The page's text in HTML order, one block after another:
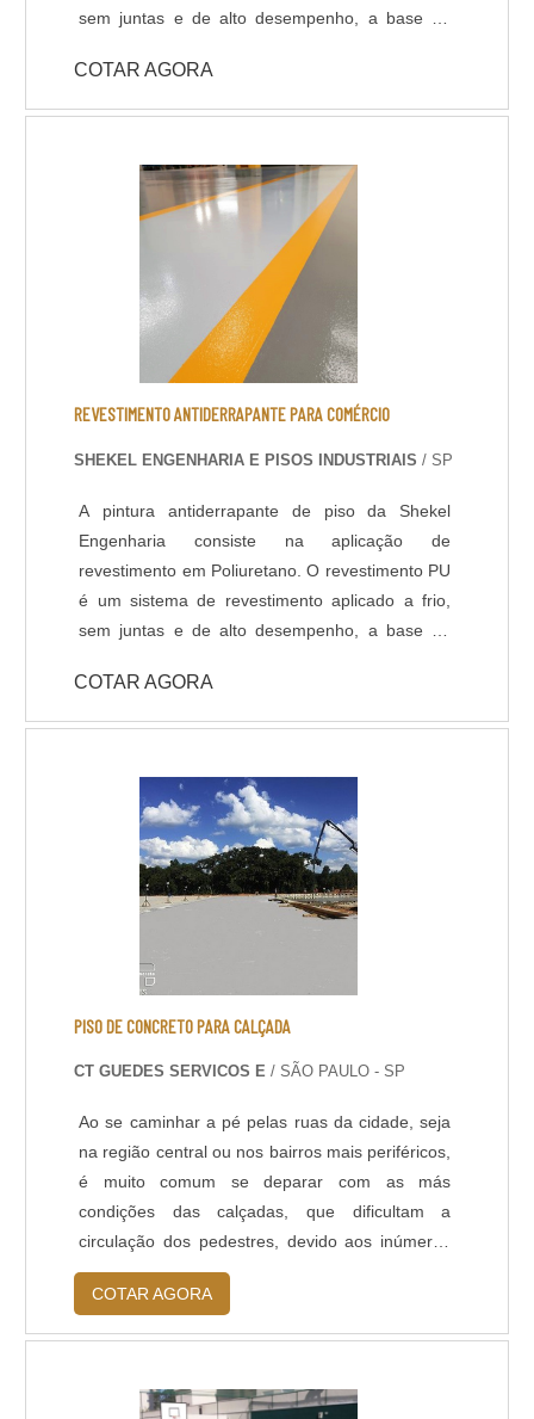
sem juntas e de alto desempenho, a base de
ambientes que necessitem de elevada
resistência química, térmica e mecânica, com
Com pouco tempo para execução da obra, a
liberação da área é feita 6 horas após a
aplicação do revestimento. DADOS TÉCNICOS: -
Resistência química a ácidos e bases; - Cura
rápida a partir de 8 horas; - Isento de solventes;
- Alta durabilidade e resistência UV. - Alta
resistência mecânica e a choque térmico; -
Resistência à abrasão; - Baixo odor e baixo
VOC; - Acabamento liso e antiderrapante; -
C; - Atende a norma LEED.
COTAR AGORA
REVESTIMENTO ANTIDERRAPANTE PARA COMÉRCIO
SHEKEL ENGENHARIA E PISOS INDUSTRIAIS / SP
A pintura antiderrapante de piso da Shekel
Engenharia consiste na aplicação de
revestimento em Poliuretano. O revestimento PU
é um sistema de revestimento aplicado a frio,
sem juntas e de alto desempenho, a base de
ambientes que necessitem de elevada
resistência química, térmica e mecânica, com
Com pouco tempo para execução da obra, a
liberação da área é feita 6 horas após a
aplicação do revestimento. DADOS TÉCNICOS: -
Resistência química a ácidos e bases; - Cura
rápida a partir de 8 horas; - Isento de solventes;
Resistência à abrasão; - Baixo odor e baixo
VOC; - Acabamento liso e antiderrapante; -
C; - Atende a norma LEED.
COTAR AGORA
PISO DE CONCRETO PARA CALÇADA
CT GUEDES SERVICOS E / SÃO PAULO - SP
Ao se caminhar a pé pelas ruas da cidade, seja
na região central ou nos bairros mais periféricos,
é muito comum se deparar com as más
condições das calçadas, que dificultam a
circulação dos pedestres, devido aos inúmeros
buracos e desníveis.O SERVIÇO OFERECE
DIVERSAS VANTAGENSPor ser de
responsabilidade do proprietário do imóvel, a
periodicamente. O piso de concreto para calçada
COTAR AGORA